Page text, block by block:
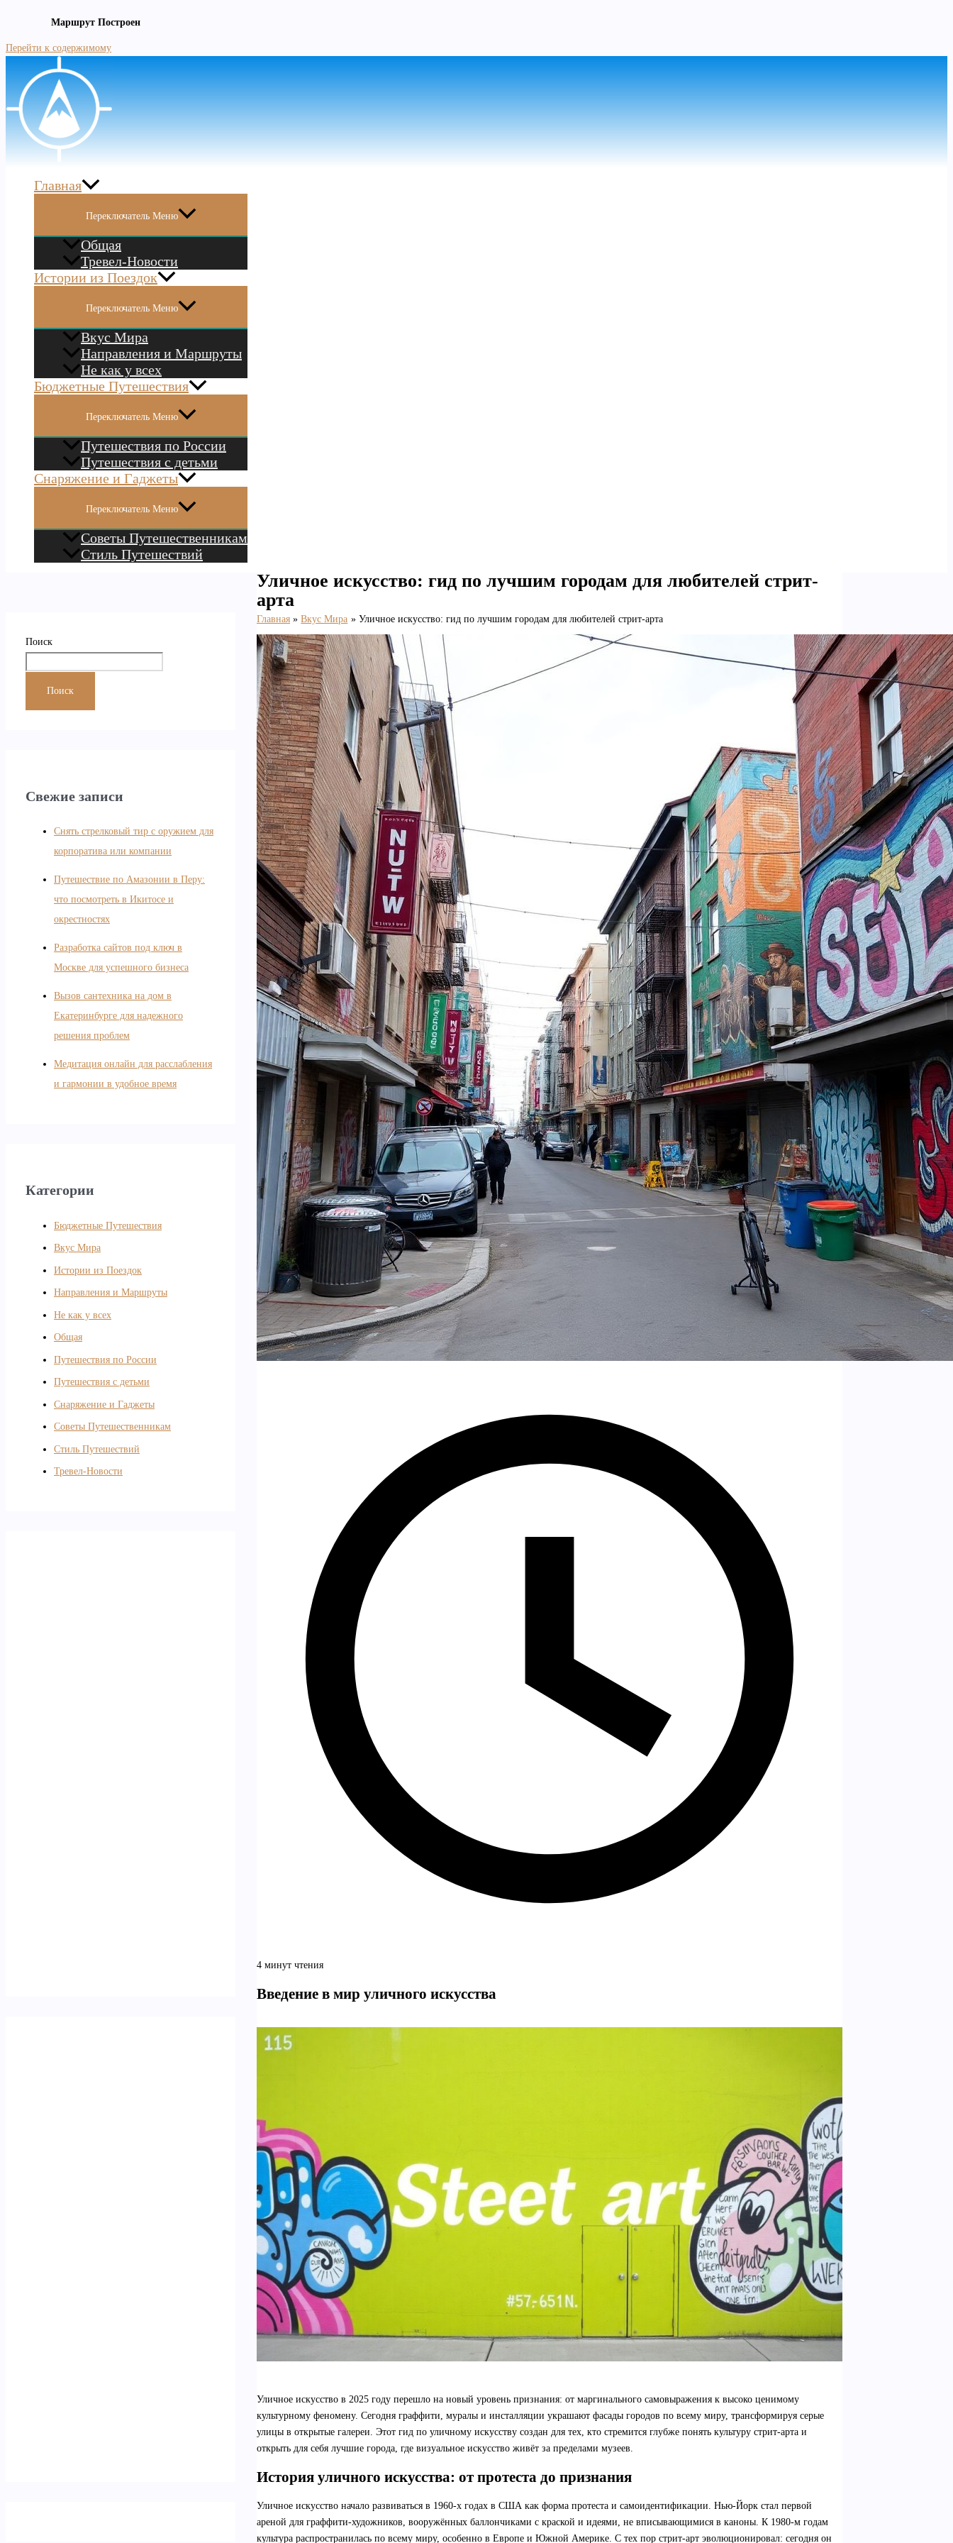
Маршрут Построен
Перейти к содержимому
Главная
Переключатель Меню
Общая
Тревел-Новости
Истории из Поездок
Переключатель Меню
Вкус Мира
Направления и Маршруты
Не как у всех
Бюджетные Путешествия
Переключатель Меню
Путешествия по России
Путешествия с детьми
Снаряжение и Гаджеты
Переключатель Меню
Советы Путешественникам
Стиль Путешествий
Поиск
Поиск
Свежие записи
Снять стрелковый тир с оружием для
корпоратива или компании
Путешествие по Амазонии в Перу:
что посмотреть в Икитосе и
окрестностях
Разработка сайтов под ключ в
Москве для успешного бизнеса
Вызов сантехника на дом в
Екатеринбурге для надежного
решения проблем
Медитация онлайн для расслабления
и гармонии в удобное время
Категории
Бюджетные Путешествия
Вкус Мира
Истории из Поездок
Направления и Маршруты
Не как у всех
Общая
Путешествия по России
Путешествия с детьми
Снаряжение и Гаджеты
Советы Путешественникам
Стиль Путешествий
Тревел-Новости
Уличное искусство: гид по лучшим городам для любителей стрит-
арта
Главная Вкус Мира Уличное искусство: гид по лучшим городам для любителей стрит-арта
4 минут чтения
Введение в мир уличного искусства
Уличное искусство в 2025 году перешло на новый уровень признания: от маргинального самовыражения к высоко ценимому
культурному феномену. Сегодня граффити, муралы и инсталляции украшают фасады городов по всему миру, трансформируя серые
улицы в открытые галереи. Этот гид по уличному искусству создан для тех, кто стремится глубже понять культуру стрит-арта и
открыть для себя лучшие города, где визуальное искусство живёт за пределами музеев.
История уличного искусства: от протеста до признания
Уличное искусство начало развиваться в 1960-х годах в США как форма протеста и самоидентификации. Нью-Йорк стал первой
ареной для граффити-художников, вооружённых баллончиками с краской и идеями, не вписывающимися в каноны. К 1980-м годам
культура распространилась по всему миру, особенно в Европе и Южной Америке. С тех пор стрит-арт эволюционировал: сегодня он